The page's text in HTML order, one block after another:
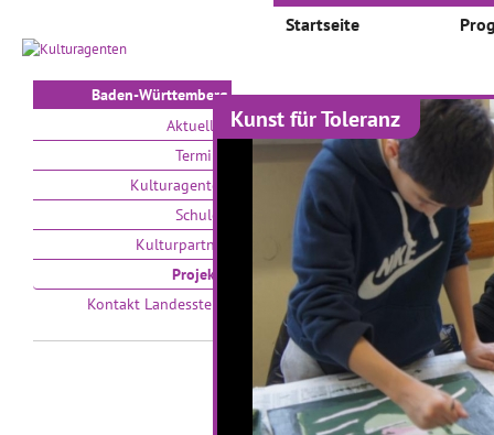
Kunst für Toleranz
Baden-Württemberg
Aktuelles
Termine
Kulturagenten
Schulen
Kulturpartner
Projekte
Kontakt Landesstelle
Startseite
Projekte
Auswählen nach:
Zeitsprünge - Klassik
trifft auf Moderne